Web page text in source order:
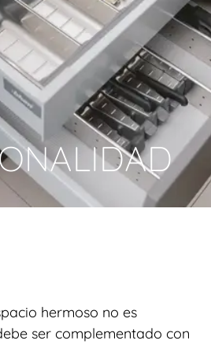
hermoso no es
ser complementado con